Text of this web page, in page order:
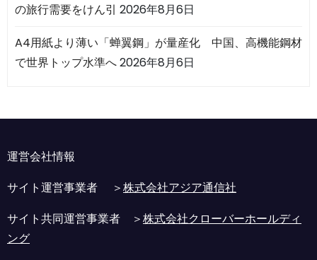
の旅行需要をけん引 2026年8月6日
A4用紙より薄い「蝉翼鋼」が量産化 中国、高機能鋼材
で世界トップ水準へ2026年8月6日
運営会社情報
サイト運営事業者 ＞株式会社アジア通信社
サイト共同運営事業者 ＞株式会社クローバーホールディ
ング